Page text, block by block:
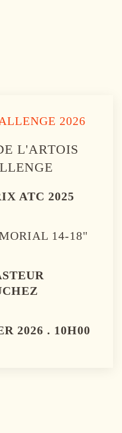
2026
L'ARTOIS
ATC 2025
14-18"
2026 . 10H00